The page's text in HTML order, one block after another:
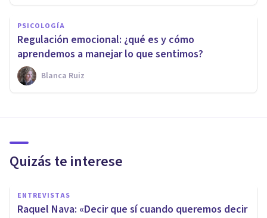
PSICOLOGÍA
Regulación emocional: ¿qué es y cómo
aprendemos a manejar lo que sentimos?
Blanca Ruiz
Quizás te interese
ENTREVISTAS
Raquel Nava: «Decir que sí cuando queremos decir